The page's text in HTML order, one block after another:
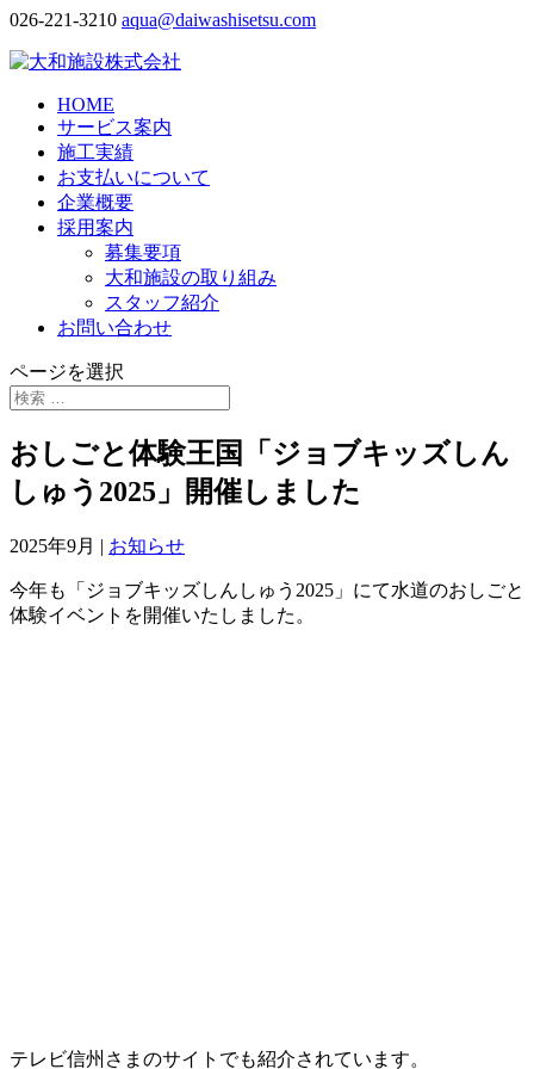
026-221-3210 aqua@daiwashisetsu.com
HOME
サービス案内
施工実績
お支払いについて
企業概要
採用案内
募集要項
大和施設の取り組み
スタッフ紹介
お問い合わせ
ページを選択
おしごと体験王国「ジョブキッズしん
しゅう2025」開催しました
2025年9月 | お知らせ
今年も「ジョブキッズしんしゅう2025」にて水道のおしごと
体験イベントを開催いたしました。
テレビ信州さまのサイトでも紹介されています。